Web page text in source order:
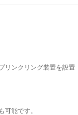
リンクリング装置を設置
可能です。